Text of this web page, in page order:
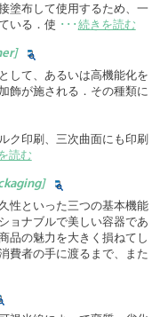
塗布して使用するため、一
いる．使 ･･･ 続きを読む
して、あるいは高機能化を
飾が施される．その種類に
ク印刷、三次曲面にも印刷
読む
性といった三つの基本機能
ョナブルで美しい容器であ
品の魅力を大きく損ねてし
費者の手に渡るまで、また